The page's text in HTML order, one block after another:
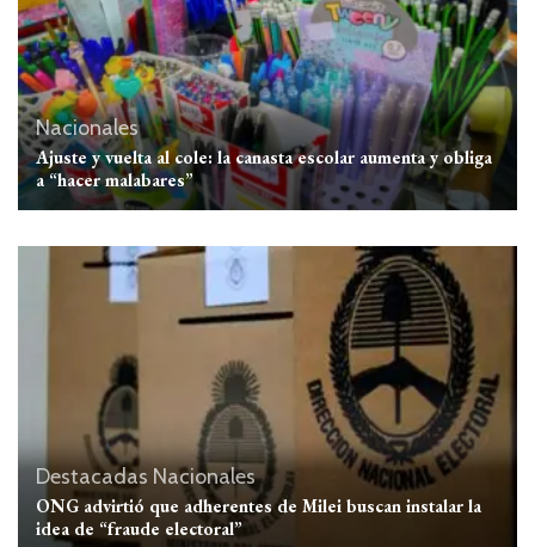
Nacionales
Ajuste y vuelta al cole: la canasta escolar aumenta y obliga
a “hacer malabares”
Destacadas Nacionales
ONG advirtió que adherentes de Milei buscan instalar la
idea de “fraude electoral”